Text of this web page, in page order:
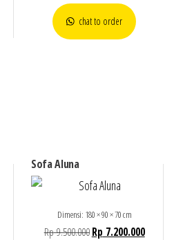
chat to order
Sofa Aluna
Dimensi: 180 × 90 × 70 cm
Rp9.500.000 Rp 7.200.000